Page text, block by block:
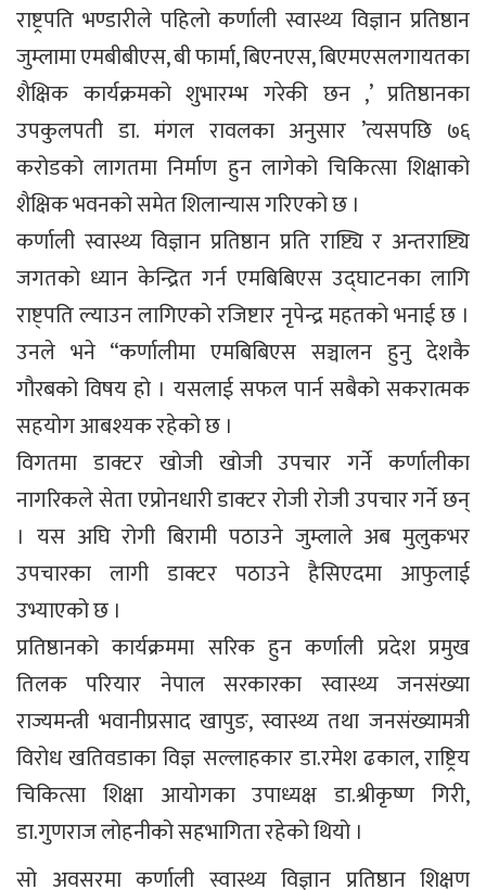
राष्ट्रपति भण्डारीले पहिलो कर्णाली स्वास्थ्य विज्ञान प्रतिष्ठान
जुम्लामा एमबीबीएस, बी फार्मा, बिएनएस, बिएमएसलगायतका
शैक्षिक कार्यक्रमको शुभारम्भ गरेकी छन ,’ प्रतिष्ठानका
उपकुलपती डा. मंगल रावलका अनुसार ’त्यसपछि ७६
करोडको लागतमा निर्माण हुन लागेको चिकित्सा शिक्षाको
शैक्षिक भवनको समेत शिलान्यास गरिएको छ ।
कर्णाली स्वास्थ्य विज्ञान प्रतिष्ठान प्रति राष्ट्यि र अन्तराष्ट्यि
जगतको ध्यान केन्द्रित गर्न एमबिबिएस उद्घाटनका लागि
राष्ट्पति ल्याउन लागिएको रजिष्टार नृपेन्द्र महतको भनाई छ ।
उनले भने “कर्णालीमा एमबिबिएस सञ्चालन हुनु देशकै
गौरबको विषय हो । यसलाई सफल पार्न सबैको सकरात्मक
सहयोग आबश्यक रहेको छ ।
विगतमा डाक्टर खोजी खोजी उपचार गर्ने कर्णालीका
नागरिकले सेता एप्रोनधारी डाक्टर रोजी रोजी उपचार गर्ने छन्
। यस अघि रोगी बिरामी पठाउने जुम्लाले अब मुलुकभर
उपचारका लागी डाक्टर पठाउने हैसिएदमा आफुलाई
उभ्याएको छ ।
प्रतिष्ठानको कार्यक्रममा सरिक हुन कर्णाली प्रदेश प्रमुख
तिलक परियार नेपाल सरकारका स्वास्थ्य जनसंख्या
राज्यमन्त्री भवानीप्रसाद खापुङ, स्वास्थ्य तथा जनसंख्यामत्री
विरोध खतिवडाका विज्ञ सल्लाहकार डा.रमेश ढकाल, राष्ट्रिय
चिकित्सा शिक्षा आयोगका उपाध्यक्ष डा.श्रीकृष्ण गिरी,
डा.गुणराज लोहनीको सहभागिता रहेको थियो ।
सो अवसरमा कर्णाली स्वास्थ्य विज्ञान प्रतिष्ठान शिक्षण